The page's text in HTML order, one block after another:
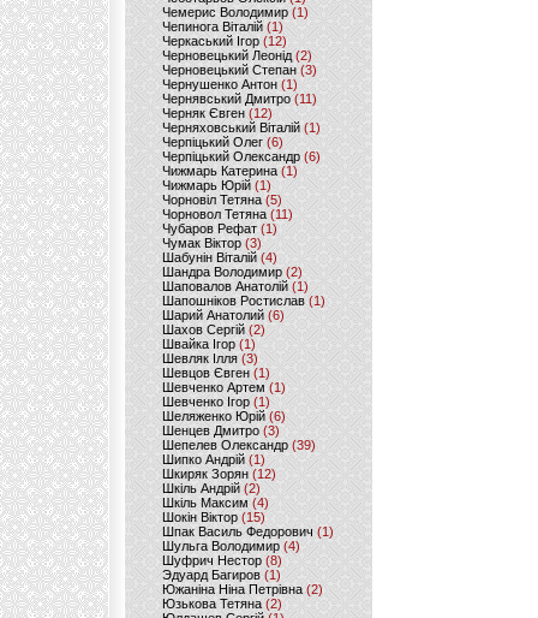
Чемерис Володимир (1)
Чепинога Віталій (1)
Черкаський Ігор (12)
Черновецький Леонід(2)
Черновецький Степан (3)
Чернушенко Антон (1)
Чернявський Дмитро(11)
Черняк Євген(12)
Черняховський Віталій (1)
Черпіцький Олег (6)
Черпіцький Олександр (6)
Чижмарь Катерина (1)
Чижмарь Юрій (1)
Чорновіл Тетяна (5)
Чорновол Тетяна (11)
Чубаров Рефат (1)
Чумак Віктор(3)
Шабунін Віталій (4)
Шандра Володимир (2)
Шаповалов Анатолій(1)
Шапошніков Ростислав(1)
Шарий Анатолий(6)
Шахов Сергій(2)
Швайка Ігор (1)
Шевляк Ілля (3)
Шевцов Євген (1)
Шевченко Артем(1)
Шевченко Ігор(1)
Шеляженко Юрій (6)
Шенцев Дмитро (3)
Шепелев Олександр (39)
Шипко Андрій(1)
Шкиряк Зорян(12)
Шкіль Андрій(2)
Шкіль Максим (4)
Шокін Віктор (15)
Шпак Василь Федорович (1)
Шульга Володимир (4)
Шуфрич Нестор(8)
Эдуард Багиров (1)
Южаніна Ніна Петрівна (2)
Юзькова Тетяна(2)